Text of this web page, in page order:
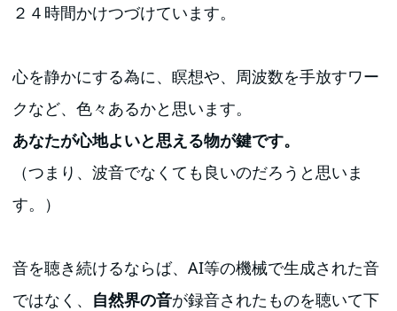
２４時間かけつづけています。
心を静かにする為に、瞑想や、周波数を手放すワー
クなど、色々あるかと思います。
あなたが心地よいと思える物が鍵です。
（つまり、波音でなくても良いのだろうと思いま
す。）
音を聴き続けるならば、AI等の機械で生成された音
ではなく、 自然界の音が録音されたものを聴いて下